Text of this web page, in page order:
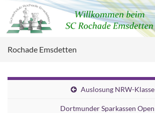
Rochade Emsdetten
Auslosung NRW-Klasse
Dortmunder Sparkassen Open